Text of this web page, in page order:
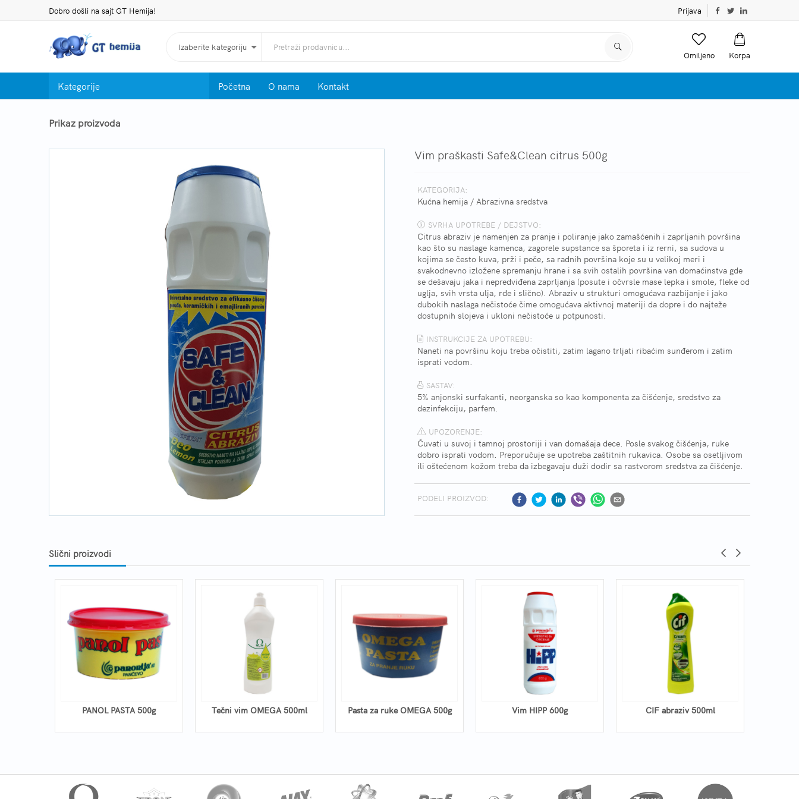
Dobro došli na sajt GT Hemija! Prijava
Izaberite kategoriju
Omiljeno Korpa
Kategorije Početna O nama Kontakt
Prikaz proizvoda
Vim praškasti Safe&Clean citrus 500g
KATEGORIJA:
Kućna hemija / Abrazivna sredstva
SVRHA UPOTREBE / DEJSTVO:
Citrus abraziv je namenjen za pranje i poliranje jako zamašćenih i zaprljanih površina
kao što su naslage kamenca, zagorele supstance sa šporeta i iz rerni, sa sudova u
kojima se često kuva, prži i peče, sa radnih površina koje su u velikoj meri i
svakodnevno izložene spremanju hrane i sa svih ostalih površina van domaćinstva gde
se dešavaju jaka i nepredviđena zaprljanja (posute i očvrsle mase lepka i smole, fleke od
uglja, svih vrsta ulja, rđe i slično). Abraziv u strukturi omogućava razbijanje i jako
dubokih naslaga nečistoće čime omogućava aktivnoj materiji da dopre i do najteže
dostupnih slojeva i ukloni nečistoće u potpunosti.
INSTRUKCIJE ZA UPOTREBU:
Naneti na površinu koju treba očistiti, zatim lagano trljati ribaćim sunđerom i zatim
isprati vodom.
SASTAV:
5% anjonski surfakanti, neorganska so kao komponenta za čišćenje, sredstvo za
dezinfekciju, parfem.
UPOZORENJE:
Čuvati u suvoj i tamnoj prostoriji i van domašaja dece. Posle svakog čišćenja, ruke
dobro isprati vodom. Preporučuje se upotreba zaštitnih rukavica. Osobe sa osetljivom
ili oštećenom kožom treba da izbegavaju duži dodir sa rastvorom sredstva za čišćenje.
PODELI PROIZVOD:
Slični proizvodi
PANOL PASTA 500g Tečni vim OMEGA 500ml Pasta za ruke OMEGA 500g Vim HIPP 600g CIF abraziv 500ml